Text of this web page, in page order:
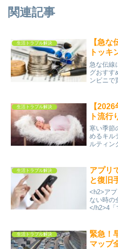
関連記事
生活トラブル解決
【急
トッキ
急な伝線
グおすす
ンビニで
出先で
とても
生活トラブル解決
【
ト流行
寒い季節
めるキル
ルティン
う。特に
左右され
生活トラブル解決
アプリ
と復旧
<h2>ア
ない時の
</h2>4「
アプリが
に直面し
生活トラブル解決
緊急！
マップ